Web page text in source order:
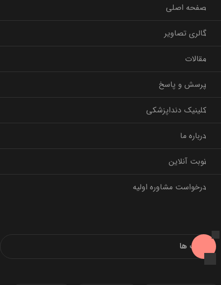
صفحه اصلی
گالری تصاویر
مقالات
پرسش و پاسخ
کلینیک دنداپزشکی
درباره ما
نوبت آنلاین
درخواست مشاوره اولیه
برچسب ها